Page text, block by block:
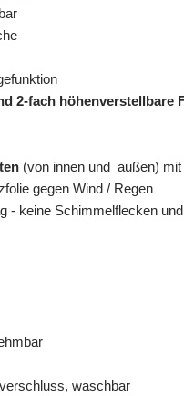
2-fach höhenverstellbare
(von innen und außen) mit
gegen Wind / Regen
- keine Schimmelflecken
waschbar